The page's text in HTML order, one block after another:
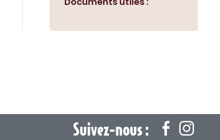
Suivez-nous :